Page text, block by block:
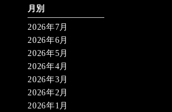
月別
2026年7月
2026年6月
2026年5月
2026年4月
2026年3月
2026年2月
2026年1月